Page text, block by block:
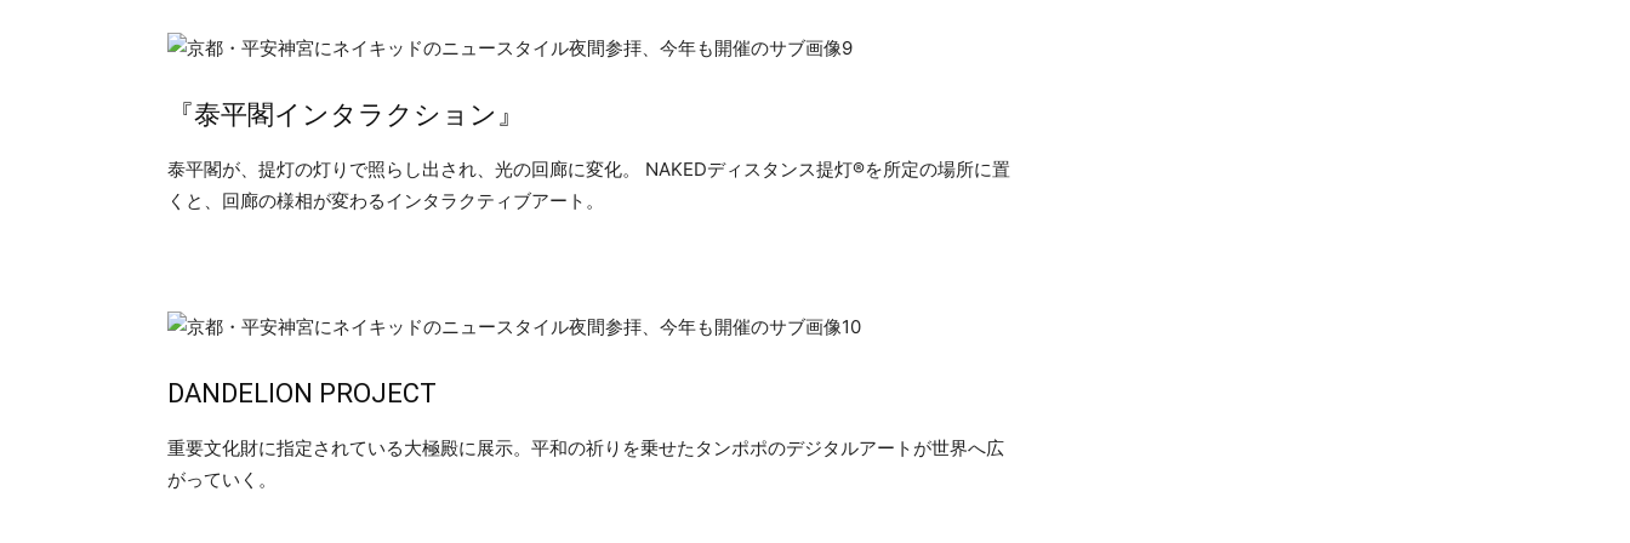
『泰平閣インタラクション』
泰平閣が、提灯の灯りで照らし出され、光の回廊に変化。 NAKEDディスタンス提灯®を所定の場所に置
くと、回廊の様相が変わるインタラクティブアート。
DANDELION PROJECT
重要文化財に指定されている大極殿に展示。平和の祈りを乗せたタンポポのデジタルアートが世界へ広
がっていく。